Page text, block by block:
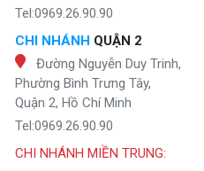
Tel:0969.26.90.90
CHI NHÁNH QUẬN 2
Đường Nguyễn Duy Trinh,
Phường Bình Trưng Tây,
Quận 2, Hồ Chí Minh
Tel:0969.26.90.90
CHI NHÁNH MIỀN TRUNG: